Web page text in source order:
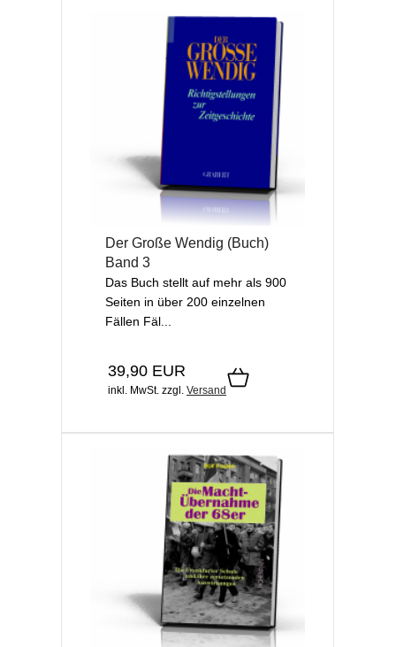
Der Große Wendig (Buch)
Band 3
Das Buch stellt auf mehr als 900
Seiten in über 200 einzelnen
Fällen Fäl...
39,90 EUR
inkl. MwSt. zzgl. Versand